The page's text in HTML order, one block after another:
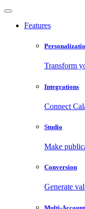
Features
Transform
Integrations
Connect
Studio
Make
Conversion
Generate